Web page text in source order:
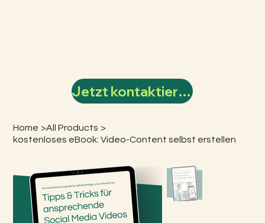
Jetzt kontaktieren
Home >All Products >
kostenloses eBook: Video-Content selbst erstellen